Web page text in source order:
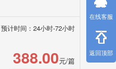
预计时间：24小时-72小时
388.00元/篇
在线客服
返回顶部